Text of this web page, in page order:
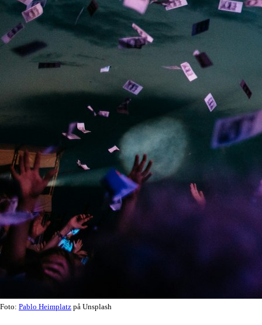
Foto: Pablo Heimplatz på Unsplash